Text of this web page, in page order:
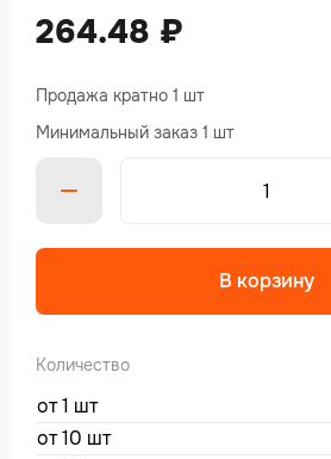
264.48 ₽
Продажа кратно 1 шт
Минимальный заказ 1 шт
В корзину
Количество
от 1 шт
от 10 шт